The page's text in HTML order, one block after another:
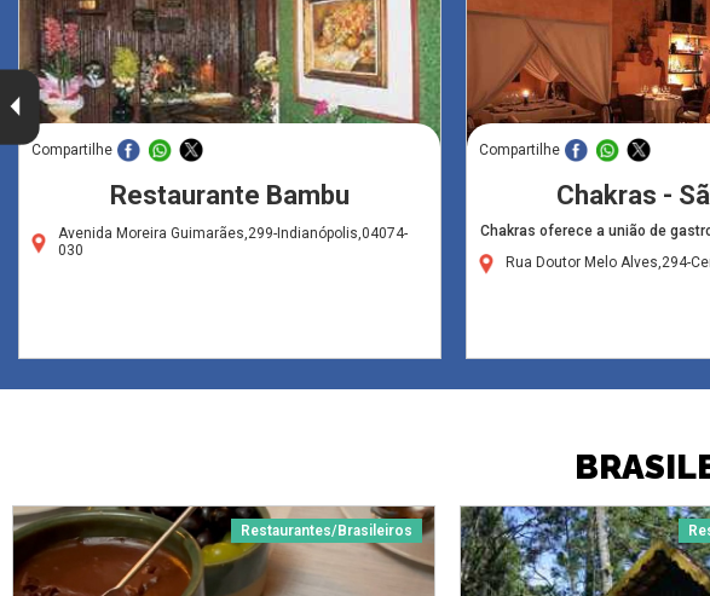
Compartilhe
Restaurante Bambu
Avenida Moreira Guimarães,299-Indianópolis,04074-
030
Compartilhe
Chakras -
Chakras oferece a união de
Rua Doutor Melo Alves,294-
Restaurantes/Brasileiros